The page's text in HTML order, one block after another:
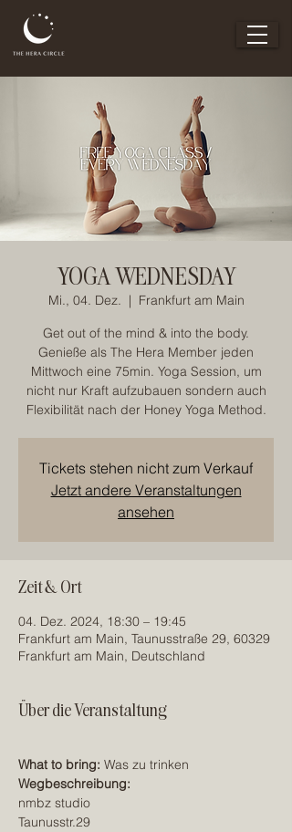
YOGA WEDNESDAY
Mi., 04. Dez.
  |
Frankfurt am Main
Get out of the mind & into the body.
Genieße als The Hera Member jeden
Mittwoch eine 75min. Yoga Session, um
nicht nur Kraft aufzubauen sondern auch
Flexibilität nach der Honey Yoga Method.
Tickets stehen nicht zum Verkauf
Jetzt andere Veranstaltungen
ansehen
Zeit & Ort
04. Dez. 2024, 18:30 – 19:45
Frankfurt am Main, Taunusstraße 29, 60329
Frankfurt am Main, Deutschland
Über die Veranstaltung
What to bring: Was zu trinken
Wegbeschreibung:
nmbz studio
Taunusstr.29